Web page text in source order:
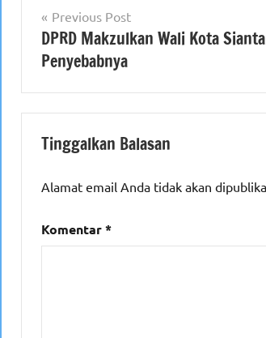
Navigasi
pos
Previous Post
DPRD Makzulkan Wali Kota
Penyebabnya
Tinggalkan Balasan
Alamat email Anda tidak akan
Komentar*